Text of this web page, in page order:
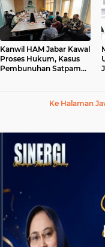
Kanwil HAM Jabar Kawal
Proses Hukum, Kasus
Pembunuhan Satpam
Ke Halaman